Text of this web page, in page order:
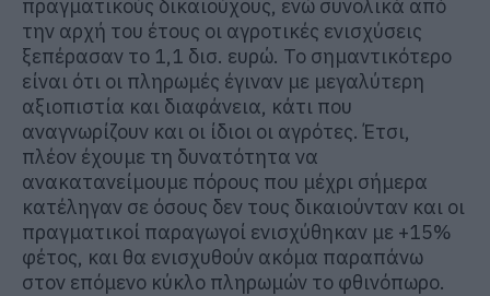
πραγματικούς δικαιούχους, ενώ συνολικά από
την αρχή του έτους οι αγροτικές ενισχύσεις
ξεπέρασαν το 1,1 δισ. ευρώ. Το σημαντικότερο
είναι ότι οι πληρωμές έγιναν με μεγαλύτερη
αξιοπιστία και διαφάνεια, κάτι που
αναγνωρίζουν και οι ίδιοι οι αγρότες. Έτσι,
πλέον έχουμε τη δυνατότητα να
ανακατανείμουμε πόρους που μέχρι σήμερα
κατέληγαν σε όσους δεν τους δικαιούνταν και οι
πραγματικοί παραγωγοί ενισχύθηκαν με +15%
φέτος, και θα ενισχυθούν ακόμα παραπάνω
στον επόμενο κύκλο πληρωμών το φθινόπωρο.